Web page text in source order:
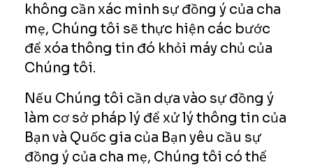
không cần xác minh sự đồng ý của cha
mẹ, Chúng tôi sẽ thực hiện các bước
để xóa thông tin đó khỏi máy chủ của
Chúng tôi.
Nếu Chúng tôi cần dựa vào sự đồng ý
làm cơ sở pháp lý để xử lý thông tin của
Bạn và Quốc gia của Bạn yêu cầu sự
đồng ý của cha mẹ, Chúng tôi có thể